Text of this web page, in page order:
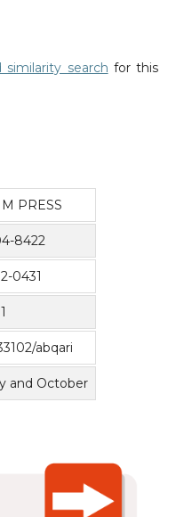
similarity search for this
PRESS
8422
0431
abqari
and October